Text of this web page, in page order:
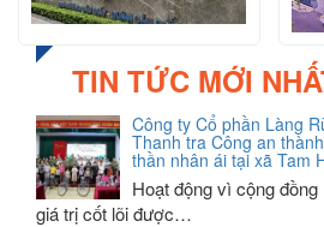
TIN TỨC MỚI
Công ty Cổ phần Làng
Thanh tra Công an
thần nhân ái tại xã Tam
Hoạt động vì cộng
giá trị cốt lõi được…